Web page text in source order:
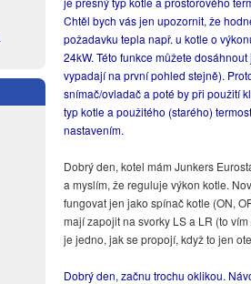
Chtěl bych vás jen upozornit, že
požadavku tepla např. u kotle o
24kW. Této funkce můžete
vypadají na první pohled stejně).
snímač/ovladač a poté by při použití
typ kotle a použitého (starého)
nastavením.
Dobrý den, kotel mám Junkers
a myslím, že reguluje výkon kotle.
fungovat jen jako spínač kotle (ON,
mají zapojit na svorky LS a LR (to
je jedno, jak se propojí, když to jen
Dobrý den, začnu trochu oklikou.